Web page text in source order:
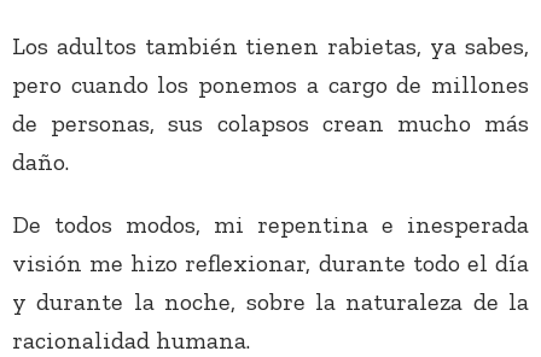
Los adultos también tienen rabietas, ya sabes,
pero cuando los ponemos a cargo de millones
de personas, sus colapsos crean mucho más
daño.
De todos modos, mi repentina e inesperada
visión me hizo reflexionar, durante todo el día
y durante la noche, sobre la naturaleza de la
racionalidad humana.